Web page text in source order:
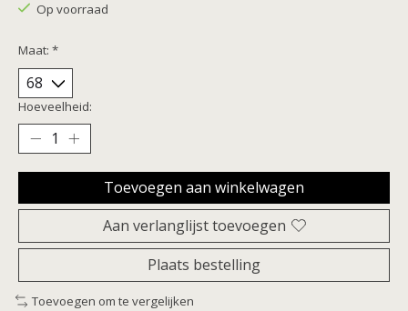
Op voorraad
Maat: *
Hoeveelheid:
Toevoegen aan winkelwagen
Aan verlanglijst toevoegen
Plaats bestelling
Toevoegen om te vergelijken